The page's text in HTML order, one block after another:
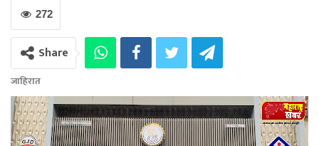
272
Share
जाहिरात
Video
Player